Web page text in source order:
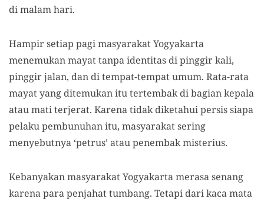
di malam hari.
Hampir setiap pagi masyarakat Yogyakarta
menemukan mayat tanpa identitas di pinggir kali,
pinggir jalan, dan di tempat-tempat umum. Rata-rata
mayat yang ditemukan itu tertembak di bagian kepala
atau mati terjerat. Karena tidak diketahui persis siapa
pelaku pembunuhan itu, masyarakat sering
menyebutnya ‘petrus’ atau penembak misterius.
Kebanyakan masyarakat Yogyakarta merasa senang
karena para penjahat tumbang. Tetapi dari kaca mata